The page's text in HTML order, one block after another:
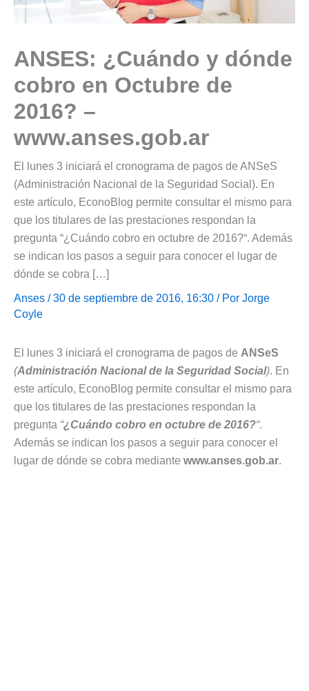
ANSES: ¿Cuándo y dónde
cobro en Octubre de
2016? –
www.anses.gob.ar
El lunes 3 iniciará el cronograma de pagos de ANSeS
(Administración Nacional de la Seguridad Social). En
este artículo, EconoBlog permite consultar el mismo para
que los titulares de las prestaciones respondan la
pregunta “¿Cuándo cobro en octubre de 2016?“. Además
se indican los pasos a seguir para conocer el lugar de
dónde se cobra […]
Anses / 30 de septiembre de 2016, 16:30 / Por Jorge
Coyle
El lunes 3 iniciará el cronograma de pagos de ANSeS
(Administración Nacional de la Seguridad Social). En
este artículo, EconoBlog permite consultar el mismo para
que los titulares de las prestaciones respondan la
pregunta “¿Cuándo cobro en octubre de 2016?“.
Además se indican los pasos a seguir para conocer el
lugar de dónde se cobra mediante www.anses.gob.ar.